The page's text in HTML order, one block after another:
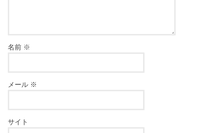
名前 ※
メール ※
サイト